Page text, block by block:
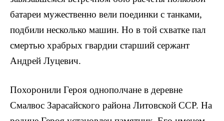
батареи мужествен­но вели поединки с танками,
подбили несколько машин. Но в той схватке пал
смертью храбрых гвардии старший сержант
Андрей Луцевич.
Похоронили Героя однополчане в деревне
Смалвос Зарасайского района Литовской ССР. На